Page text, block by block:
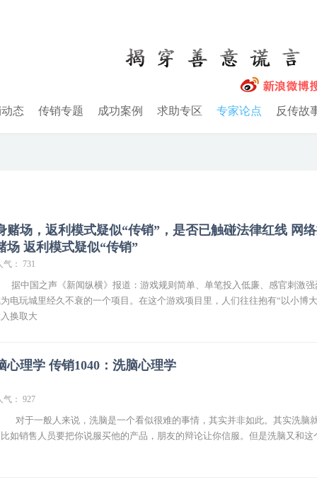
态 传销专题 成功案例 求助专区 专家论点 反传故
赌场，返利模式疑似“传销”，是否已触碰法律红线 网
场 返利模式疑似“传销”
气： 731
据中国之声《新闻纵横》报道：游戏规则简单、单笔投入低廉、感官刺激强
电玩城里经久不衰的一个项目。在这个游戏项目里，人们往往抱有“以小博
换取大
心理学 传销1040：洗脑心理学
气： 927
对于一般人来说，洗脑是一个看似很难的事情，其实并非如此。其实洗脑
如销售人员要把你说服买他的产品，朋友的辩论让你信服。但是洗脑又和这